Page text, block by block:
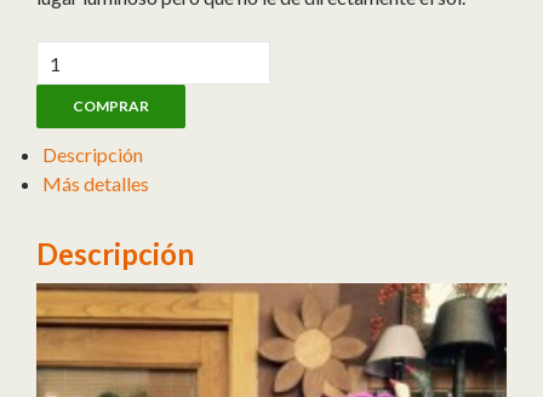
Orquídea natural 🍀 cantidad
COMPRAR
Descripción
Más detalles
Descripción